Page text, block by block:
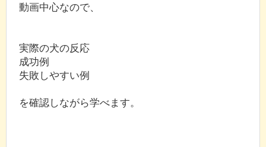
動画中心なので、
実際の犬の反応
成功例
失敗しやすい例
を確認しながら学べます。